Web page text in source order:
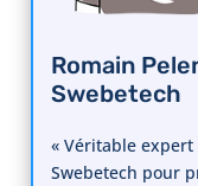
Romain
Swebetech
« Véritable
Swebetech pour